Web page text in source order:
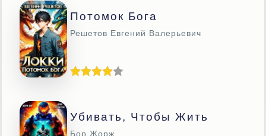
Потомок Бога
Решетов Евгений Валерьевич
Убивать, Чтобы Жить
Бор Жорж